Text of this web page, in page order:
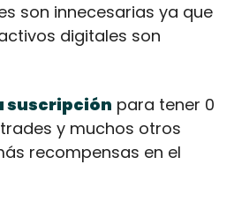
son innecesarias ya que
digitales son
suscripción para tener 0
y muchos otros
recompensas en el